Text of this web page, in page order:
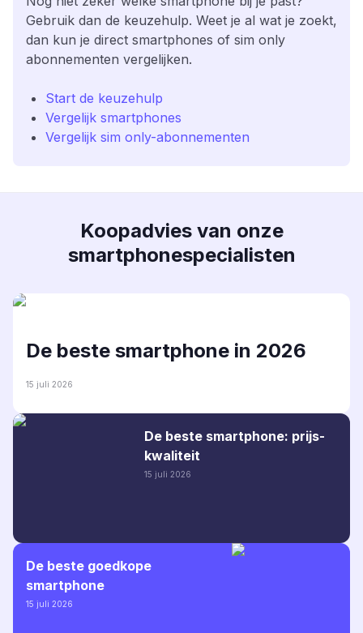
Gebruik dan de keuzehulp. Weet je al wat je zoekt,
dan kun je direct smartphones of sim only
abonnementen vergelijken.
Start de keuzehulp
Vergelijk smartphones
Vergelijk sim only-abonnementen
Koopadvies van onze
smartphonespecialisten
De beste smartphone in 2026
15 juli 2026
De beste smartphone: prijs-
kwaliteit
15 juli 2026
De beste goedkope
smartphone
15 juli 2026